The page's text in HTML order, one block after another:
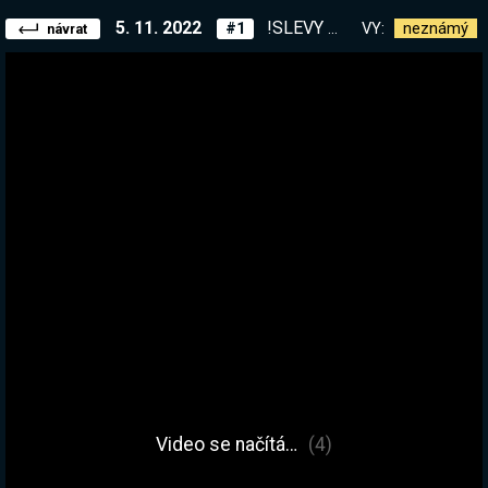
návrat 5. 11. 2022 #1 !SLEVY S04E13 - FINÁLE! Odletíme? Pohoříme? | !kronika !kronávod !kniha VY: neznámý
Video se načítá… (4)